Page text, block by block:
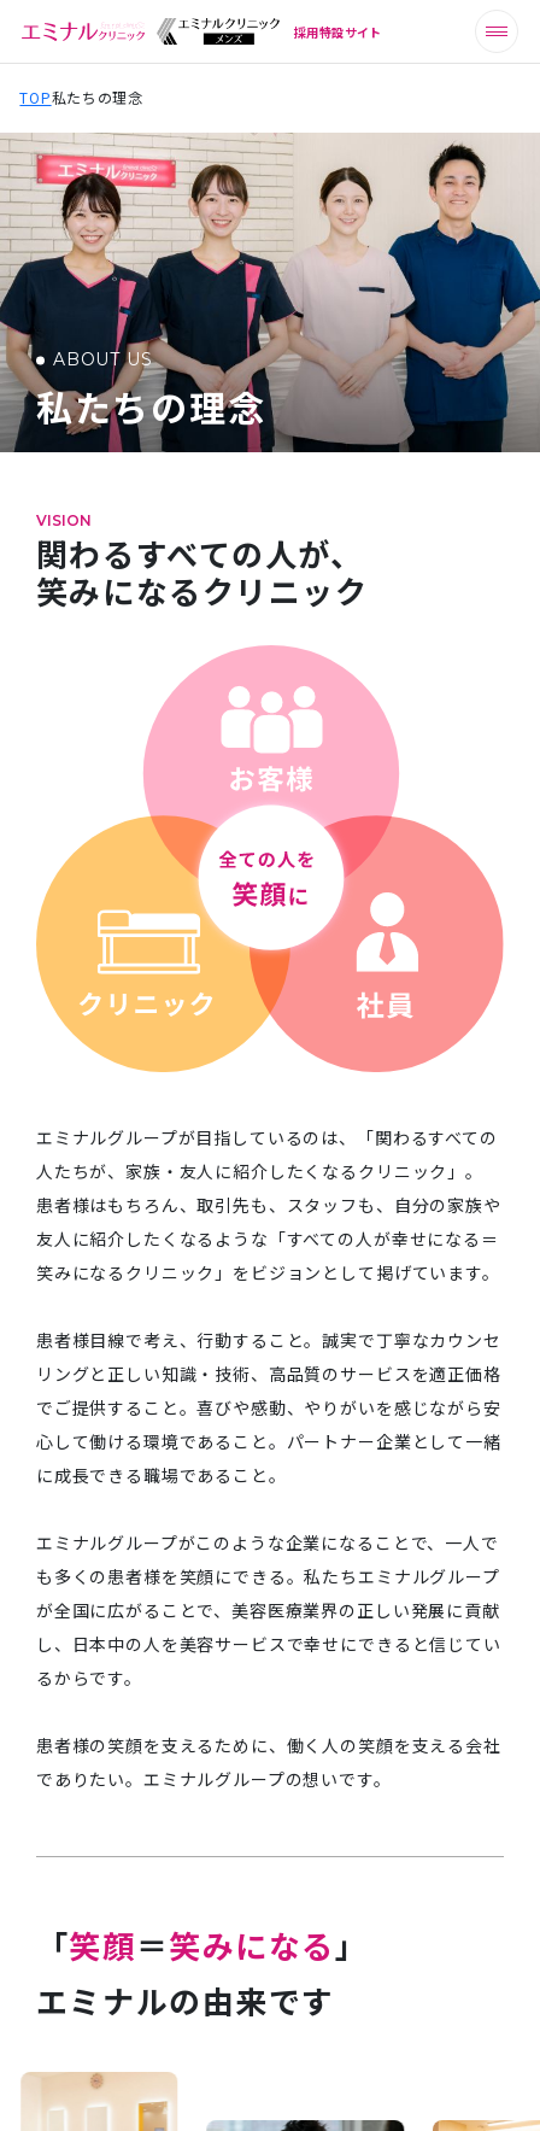
採用特設サイト
TOP私たちの理念
ABOUT US
私たちの理念
VISION
関わるすべての人が、
笑みになるクリニック
エミナルグループが目指しているのは、「関わるすべての
人たちが、家族・友人に紹介したくなるクリニック」。
患者様はもちろん、取引先も、スタッフも、自分の家族や
友人に紹介したくなるような「すべての人が幸せになる＝
笑みになるクリニック」をビジョンとして掲げています。
患者様目線で考え、行動すること。誠実で丁寧なカウンセ
リングと正しい知識・技術、高品質のサービスを適正価格
でご提供すること。喜びや感動、やりがいを感じながら安
心して働ける環境であること。パートナー企業として一緒
に成長できる職場であること。
エミナルグループがこのような企業になることで、一人で
も多くの患者様を笑顔にできる。私たちエミナルグループ
が全国に広がることで、美容医療業界の正しい発展に貢献
し、日本中の人を美容サービスで幸せにできると信じてい
るからです。
患者様の笑顔を支えるために、働く人の笑顔を支える会社
でありたい。エミナルグループの想いです。
「笑顔＝笑みになる 」
エミナルの由来です